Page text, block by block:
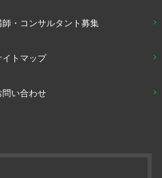
師・コンサルタント募集
イトマップ
問い合わせ